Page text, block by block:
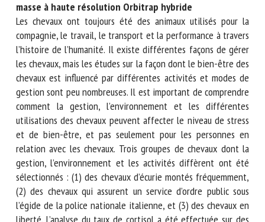
de masse à haute résolution Orbitrap hybride
Les chevaux ont toujours été des animaux utilisés pour la
compagnie, le travail, le transport et la performance à
travers l’histoire de l’humanité. Il existe différentes façons
de gérer les chevaux, mais les études sur la façon dont le
bien-être des chevaux est influencé par différentes
activités et modes de gestion sont peu nombreuses. Il est
important de comprendre comment la gestion,
l’environnement et les différentes utilisations des chevaux
peuvent affecter le niveau de stress et de bien-être, et pas
seulement pour les personnes en relation avec les chevaux.
Trois groupes de chevaux dont la gestion, l’environnement
et les activités diffèrent ont été sélectionnés : (1) des
chevaux d’écurie montés fréquemment, (2) des chevaux qui
assurent un service d’ordre public sous l’égide de la police
informations saisies soient utilisées dans le cadre de la
relation avec le CNR BEA. *
Les champs suivis de * sont obligatoires